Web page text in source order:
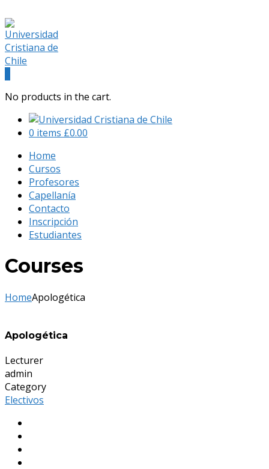
Facebook
Profile
Instagram
Profile
No products in the cart.
0 items £0.00
Home
Cursos
Profesores
Capellanía
Contacto
Inscripción
Estudiantes
Courses
HomeApologética
Apologética
Lecturer
admin
Category
Electivos